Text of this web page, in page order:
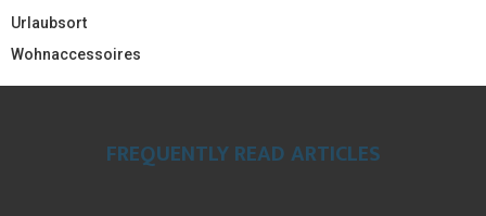
Urlaubsort
Wohnaccessoires
FREQUENTLY READ ARTICLES